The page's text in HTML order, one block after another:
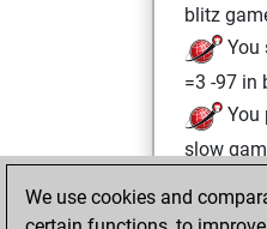
blitz
You
=3 -97 in
You
slow
=9 -131
We use cookies and